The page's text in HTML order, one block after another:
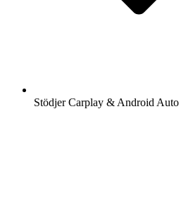
Stödjer Carplay & Android Auto